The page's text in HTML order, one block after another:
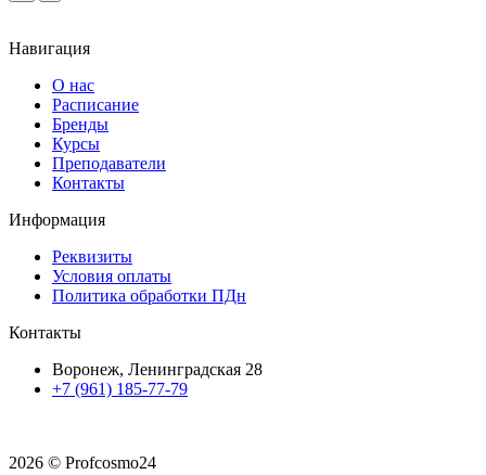
Навигация
О нас
Расписание
Бренды
Курсы
Преподаватели
Контакты
Информация
Реквизиты
Условия оплаты
Политика обработки ПДн
Контакты
Воронеж, Ленинградская 28
+7 (961) 185-77-79
2026 © Profcosmo24